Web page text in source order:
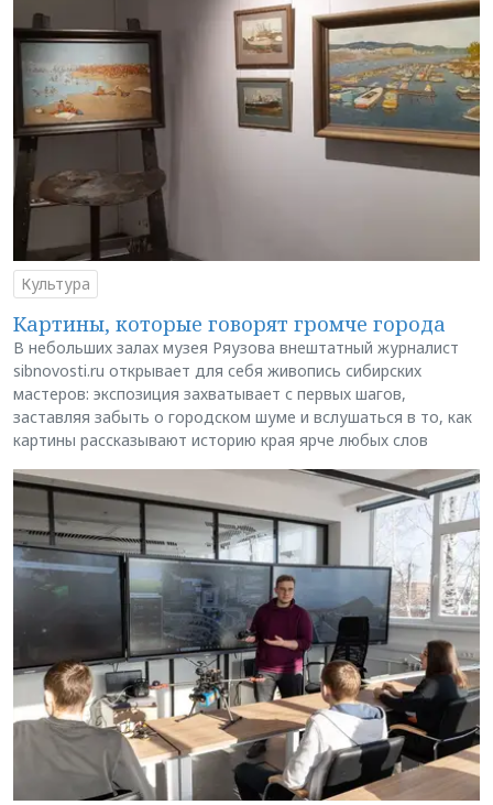
Культура
Картины, которые говорят громче города
В небольших залах музея Ряузова внештатный журналист
sibnovosti.ru открывает для себя живопись сибирских
мастеров: экспозиция захватывает с первых шагов,
заставляя забыть о городском шуме и вслушаться в то, как
картины рассказывают историю края ярче любых слов